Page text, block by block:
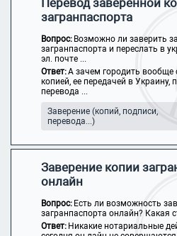
Перевод заверенной
загранпаспорта
Вопрос: Возможно ли заверить
загранпаспорта и переслать в
эл. почте ...
Ответ:А зачем городить вообще
копией, ее передачей в Украину,
перевода ...
Заверение (копий, подписи,
перевода...)
Заверение копии
онлайн
Вопрос: Есть ли возможность
загранпаспорта онлайн? Какая
Ответ: Никакие нотариальные